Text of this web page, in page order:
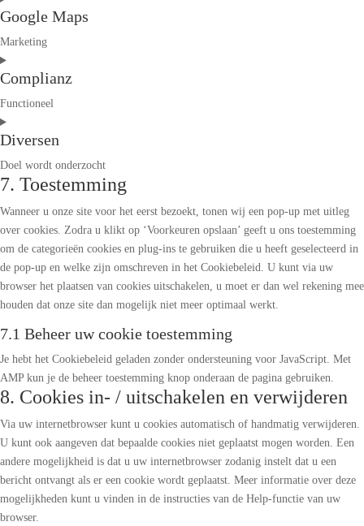
to
service
google-
recaptcha
Google Maps
Marketing
Consent
to
service
google-
maps
Complianz
Functioneel
Consent
to
service
complianz
Diversen
Doel wordt onderzocht
Consent
7. Toestemming
Wanneer u onze site voor het eerst bezoekt, tonen wij een pop-up met uitleg
over cookies. Zodra u klikt op ‘Voorkeuren opslaan’ geeft u ons toestemming
om de categorieën cookies en plug-ins te gebruiken die u heeft geselecteerd in
de pop-up en welke zijn omschreven in het Cookiebeleid. U kunt via uw
browser het plaatsen van cookies uitschakelen, u moet er dan wel rekening mee
houden dat onze site dan mogelijk niet meer optimaal werkt.
7.1 Beheer uw cookie toestemming
Je hebt het Cookiebeleid geladen zonder ondersteuning voor JavaScript. Met
AMP kun je de beheer toestemming knop onderaan de pagina gebruiken.
8. Cookies in- / uitschakelen en verwijderen
Via uw internetbrowser kunt u cookies automatisch of handmatig verwijderen.
U kunt ook aangeven dat bepaalde cookies niet geplaatst mogen worden. Een
andere mogelijkheid is dat u uw internetbrowser zodanig instelt dat u een
bericht ontvangt als er een cookie wordt geplaatst. Meer informatie over deze
mogelijkheden kunt u vinden in de instructies van de Help-functie van uw
browser.